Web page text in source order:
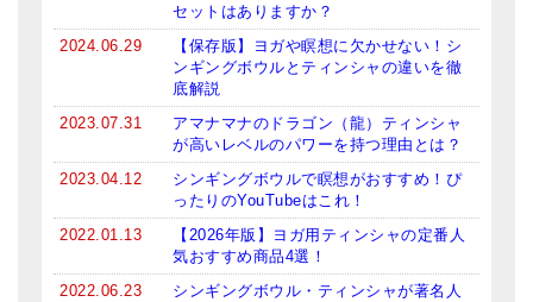
セットはありますか？
2024.06.29
【保存版】ヨガや瞑想に欠かせない！シ
ンギングボウルとティンシャの違いを徹
底解説
2023.07.31
アマナマナのドラゴン（龍）ティンシャ
が高いレベルのパワーを持つ理由とは？
2023.04.12
シンギングボウルで瞑想がおすすめ！ぴ
ったりのYouTubeはこれ！
2022.01.13
【2026年版】ヨガ用ティンシャの定番人
気おすすめ商品4選！
2022.06.23
シンギングボウル・ティンシャが著名人